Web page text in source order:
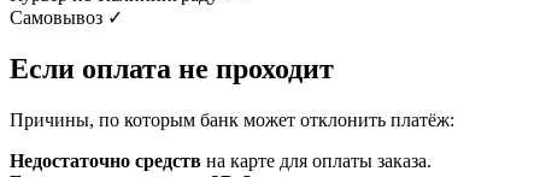
Самовывоз ✓
Если оплата не проходит
Причины, по которым банк может отклонить платёж:
Недостаточно средств на карте для оплаты заказа.